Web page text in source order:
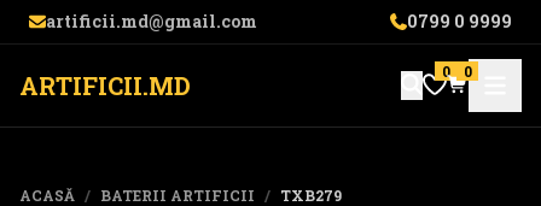
artificii.md@gmail.com 0799 0 9999
ARTIFICII.MD 0 0
ACASĂ / BATERII ARTIFICII / TXB279